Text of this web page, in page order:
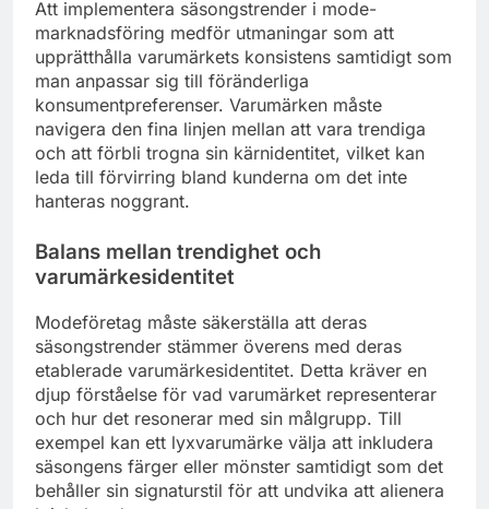
Att implementera säsongstrender i mode-
marknadsföring medför utmaningar som att
upprätthålla varumärkets konsistens samtidigt som
man anpassar sig till föränderliga
konsumentpreferenser. Varumärken måste
navigera den fina linjen mellan att vara trendiga
och att förbli trogna sin kärnidentitet, vilket kan
leda till förvirring bland kunderna om det inte
hanteras noggrant.
Balans mellan trendighet och
varumärkesidentitet
Modeföretag måste säkerställa att deras
säsongstrender stämmer överens med deras
etablerade varumärkesidentitet. Detta kräver en
djup förståelse för vad varumärket representerar
och hur det resonerar med sin målgrupp. Till
exempel kan ett lyxvarumärke välja att inkludera
säsongens färger eller mönster samtidigt som det
behåller sin signaturstil för att undvika att alienera